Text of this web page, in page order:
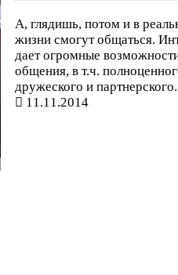
А, глядишь, потом и в
жизни смогут общаться.
дает огромные
общения, в т.ч.
дружеского и партнерского.
11.11.2014